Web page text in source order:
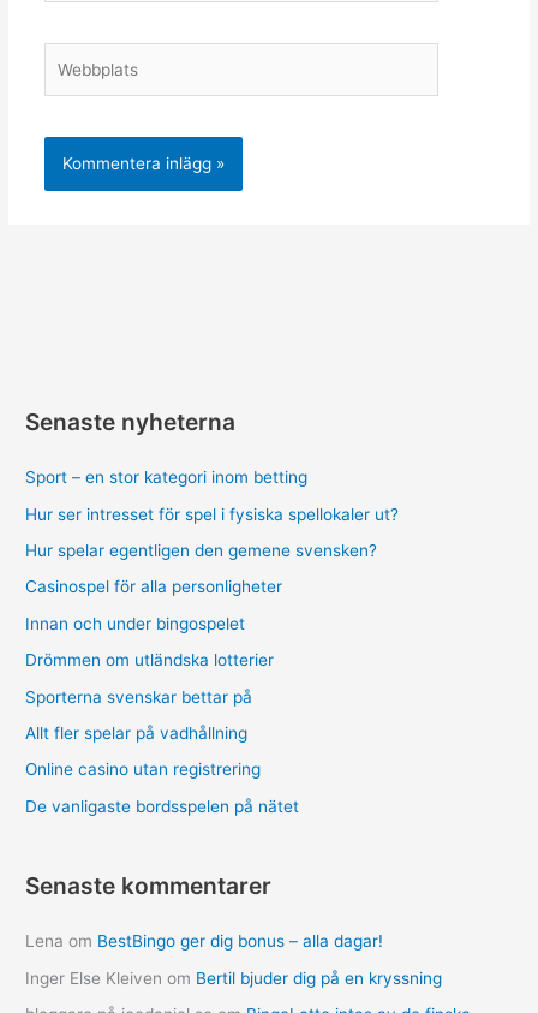
Senaste nyheterna
Sport – en stor kategori inom betting
Hur ser intresset för spel i fysiska spellokaler ut?
Hur spelar egentligen den gemene svensken?
Casinospel för alla personligheter
Innan och under bingospelet
Drömmen om utländska lotterier
Sporterna svenskar bettar på
Allt fler spelar på vadhållning
Online casino utan registrering
De vanligaste bordsspelen på nätet
Senaste kommentarer
Lena om BestBingo ger dig bonus – alla dagar!
Inger Else Kleiven om Bertil bjuder dig på en kryssning